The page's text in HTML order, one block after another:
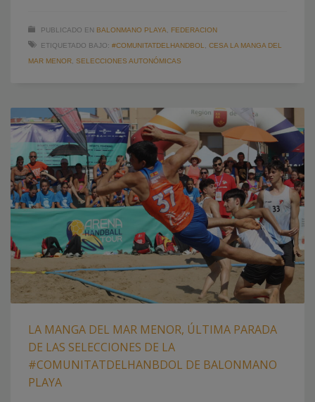
PUBLICADO EN BALONMANO PLAYA
FEDERACION
ETIQUETADO BAJO: #COMUNITATDELHANDBOL
CESA LA MANGA DEL
MAR MENOR SELECCIONES AUTONÓMICAS
LA MANGA DEL MAR MENOR, ÚLTIMA PARADA
DE LAS SELECCIONES DE LA
#COMUNITATDELHANBDOL DE BALONMANO
PLAYA